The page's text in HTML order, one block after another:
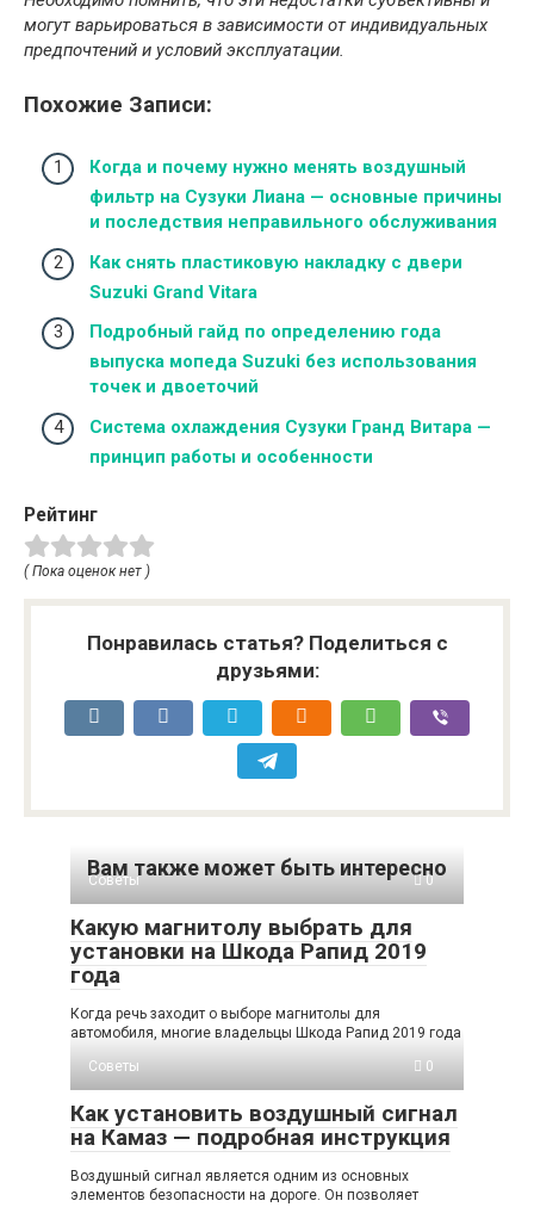
могут варьироваться в зависимости от индивидуальных
предпочтений и условий эксплуатации.
Похожие Записи:
Когда и почему нужно менять воздушный
фильтр на Сузуки Лиана — основные причины
и последствия неправильного обслуживания
Как снять пластиковую накладку с двери
Suzuki Grand Vitara
Подробный гайд по определению года
выпуска мопеда Suzuki без использования
точек и двоеточий
Система охлаждения Сузуки Гранд Витара —
принцип работы и особенности
Рейтинг
( Пока оценок нет )
Понравилась статья? Поделиться с
друзьями:
Вам также может быть интересно
Советы 0
Какую магнитолу выбрать для
установки на Шкода Рапид 2019
года
Когда речь заходит о выборе магнитолы для
автомобиля, многие владельцы Шкода Рапид 2019 года
Советы
0
Как установить воздушный сигнал
на Камаз — подробная инструкция
Воздушный сигнал является одним из основных
элементов безопасности на дороге. Он позволяет